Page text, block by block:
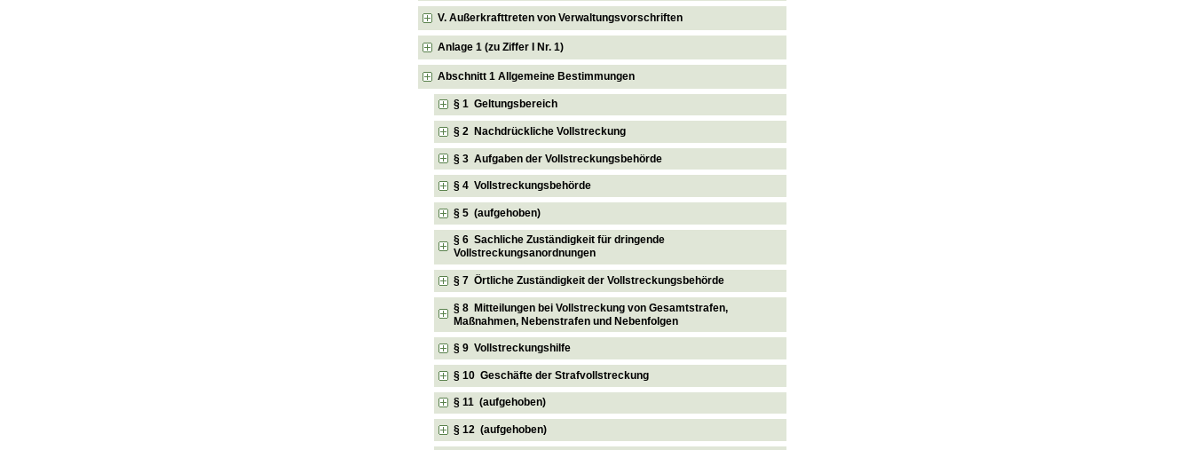
V. Außerkrafttreten von Verwaltungsvorschriften
Anlage 1 (zu Ziffer I Nr. 1)
Abschnitt 1 Allgemeine Bestimmungen
§ 1 Geltungsbereich
§ 2 Nachdrückliche Vollstreckung
§ 3 Aufgaben der Vollstreckungsbehörde
§ 4 Vollstreckungsbehörde
§ 5 (aufgehoben)
§ 6 Sachliche Zuständigkeit für dringende
Vollstreckungsanordnungen
§ 7 Örtliche Zuständigkeit der Vollstreckungsbehörde
§ 8 Mitteilungen bei Vollstreckung von Gesamtstrafen,
Maßnahmen, Nebenstrafen und Nebenfolgen
§ 9 Vollstreckungshilfe
§ 10 Geschäfte der Strafvollstreckung
§ 11 (aufgehoben)
§ 12 (aufgehoben)